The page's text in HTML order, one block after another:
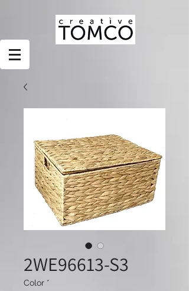
2WE96613-S3
Color *